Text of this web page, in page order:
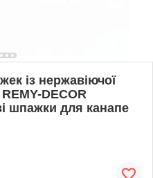
із нержавіючої
DECOR
шпажки для канапе